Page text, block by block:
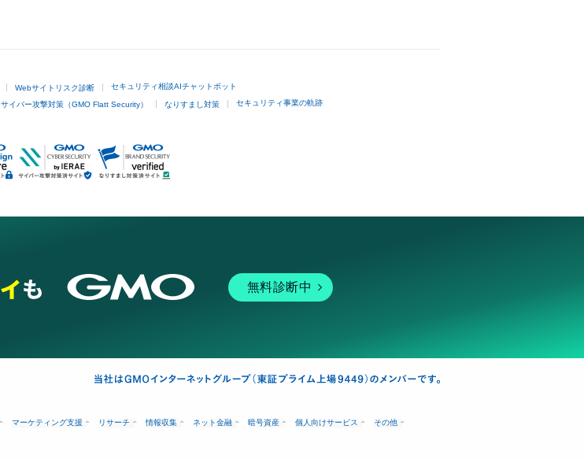
Webサイトリスク診断 セキュリティ相談AIチャットボット
サイバー攻撃対策（GMO Flatt Security） なりすまし対策 セキュリティ事業の軌跡
無料診断中
マーケティング支援 リサーチ 情報収集 ネット金融 暗号資産 個人向けサービス その他